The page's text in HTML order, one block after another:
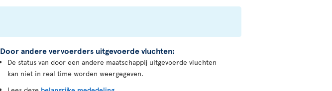
Door andere vervoerders uitgevoerde vluchten:
De status van door een andere maatschappij uitgevoerde vluchten
kan niet in real time worden weergegeven.